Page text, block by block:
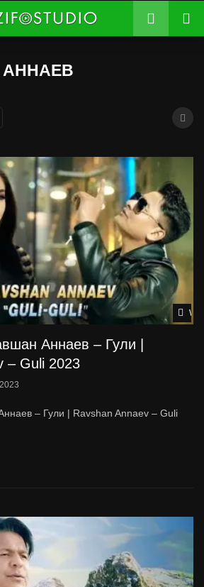
АННАЕВ
Аннаев – Гули |
– Guli 2023
– Гули | Ravshan Annaev – Guli